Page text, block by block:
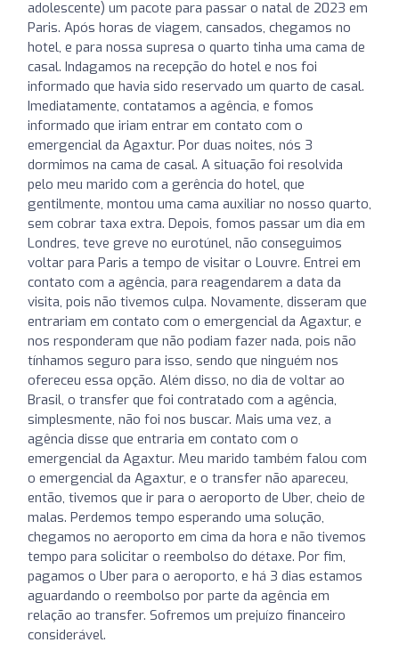
adolescente) um pacote para passar o natal de 2023 em
Paris. Após horas de viagem, cansados, chegamos no
hotel, e para nossa supresa o quarto tinha uma cama de
casal. Indagamos na recepção do hotel e nos foi
informado que havia sido reservado um quarto de casal.
Imediatamente, contatamos a agência, e fomos
informado que iriam entrar em contato com o
emergencial da Agaxtur. Por duas noites, nós 3
dormimos na cama de casal. A situação foi resolvida
pelo meu marido com a gerência do hotel, que
gentilmente, montou uma cama auxiliar no nosso quarto,
sem cobrar taxa extra. Depois, fomos passar um dia em
Londres, teve greve no eurotúnel, não conseguimos
voltar para Paris a tempo de visitar o Louvre. Entrei em
contato com a agência, para reagendarem a data da
visita, pois não tivemos culpa. Novamente, disseram que
entrariam em contato com o emergencial da Agaxtur, e
nos responderam que não podiam fazer nada, pois não
tínhamos seguro para isso, sendo que ninguém nos
ofereceu essa opção. Além disso, no dia de voltar ao
Brasil, o transfer que foi contratado com a agência,
simplesmente, não foi nos buscar. Mais uma vez, a
agência disse que entraria em contato com o
emergencial da Agaxtur. Meu marido também falou com
o emergencial da Agaxtur, e o transfer não apareceu,
então, tivemos que ir para o aeroporto de Uber, cheio de
malas. Perdemos tempo esperando uma solução,
chegamos no aeroporto em cima da hora e não tivemos
tempo para solicitar o reembolso do détaxe. Por fim,
pagamos o Uber para o aeroporto, e há 3 dias estamos
aguardando o reembolso por parte da agência em
relação ao transfer. Sofremos um prejuízo financeiro
considerável.